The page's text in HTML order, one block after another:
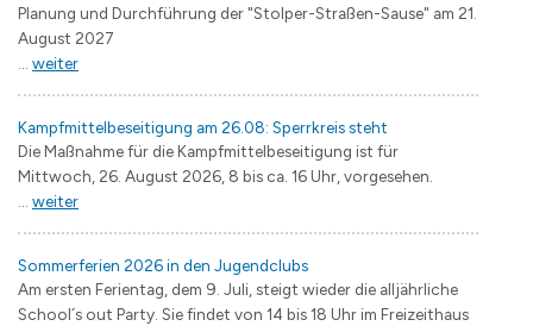
Planung und Durchführung der "Stolper-Straßen-Sause" am 21.
August 2027
weiter
Kampfmittelbeseitigung am 26.08: Sperrkreis steht
Die Maßnahme für die Kampfmittelbeseitigung ist für
Mittwoch, 26. August 2026, 8 bis ca. 16 Uhr, vorgesehen.
weiter
Sommerferien 2026 in den Jugendclubs
Am ersten Ferientag, dem 9. Juli, steigt wieder die alljährliche
School´s out Party. Sie findet von 14 bis 18 Uhr im Freizeithaus